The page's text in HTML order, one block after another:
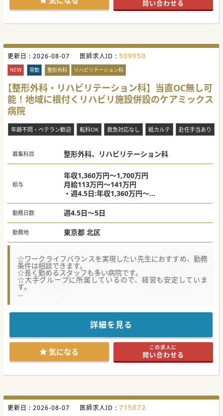
問い合わせる
更新日 : 2026-08-07 医師求人ID : 509950
NEW 常勤 整形外科 リハビリテーション科
【整形外科・リハビリテーション科】当直OC無し可
能！地域に根付くリハビリ施設併設のケアミックス
病院
年齢不問・ベテラン歓迎 転科OK 救急対応なし 紙カルテ 赴任手当あり
募集科目 整形外科、リハビリテーション科
給与
年収1,360万円～1,700万円
月給113万円～141万円
・週4.5日:年収1,360万円～
・週5日:年収1,700万円～
勤務日数 週4.5日～5日
勤務地 東京都 北区
☆ワークライフバランスを実現したい先生におすすめ、勤務
条件は相談できます。
☆長く勤めるスタッフも多い病院です。
☆大手グループに所属しているので、経営も安定していま
す。
関東にグループ病院を数院持つ法人が運営しているので、経
リハビリ施設が併設されているので、神経内科のニーズが高
い病院です。
残業もほぼ無く、当直無しも可能なので、オンオフはっきり
した働き方ができます。
看護・介護スタッフも充実、長く勤務する先生も多いです。
24時間利用可能な託児所も目の前にあり、お子様がいらっし
詳細を見る
気になる この求人に
問い合わせる
更新日 : 2026-08-07 医師求人ID : 715872